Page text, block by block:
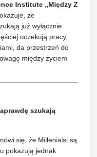
Institute „Między Z
że
już wyłącznie
oczekują pracy,
da przestrzeń do
między życiem
szukają
się, że Millenialsi są
pokazują jednak